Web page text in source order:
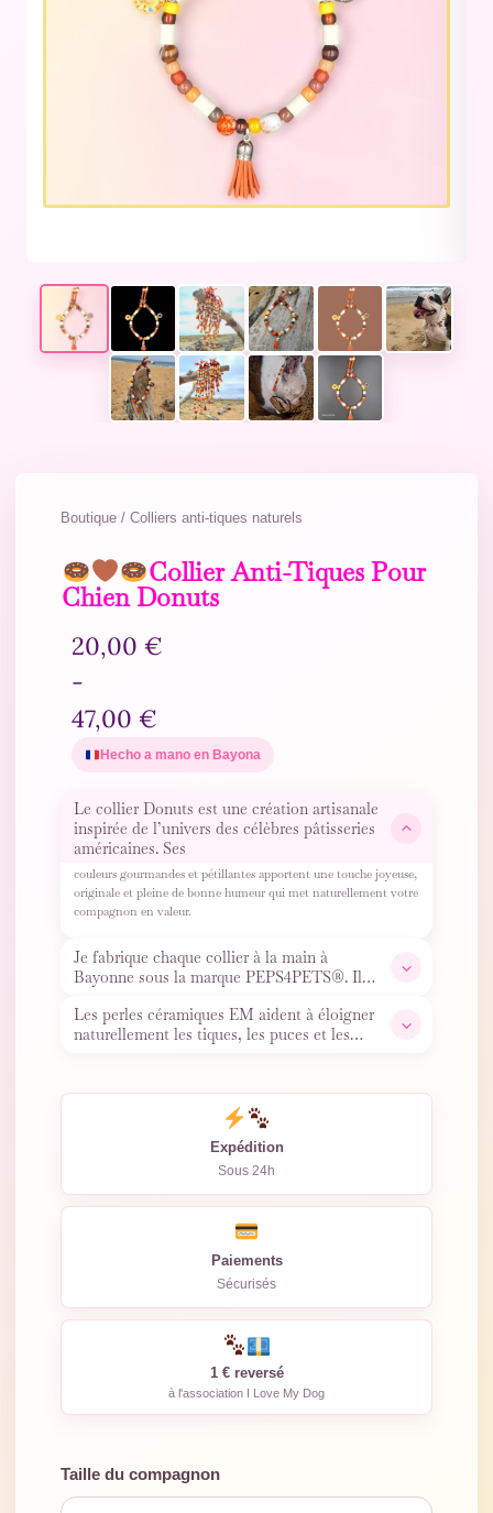
Boutique / Colliers anti-tiques naturels
Collier Anti-Tiques Pour
Chien Donuts
20,00 €
-
47,00 €
Hecho a mano en Bayona
Le collier Donuts est une création artisanale
inspirée de l’univers des célèbres pâtisseries
américaines. Ses
couleurs gourmandes et pétillantes apportent une touche joyeuse,
originale et pleine de bonne humeur qui met naturellement votre
compagnon en valeur.
Je fabrique chaque collier à la main à
Bayonne sous la marque PEPS4PETS®. Il
Les perles céramiques EM aident à éloigner
naturellement les tiques, les puces et les
Expédition
Sous 24h
Paiements
Sécurisés
1 € reversé
à l'association I Love My Dog
Taille du compagnon